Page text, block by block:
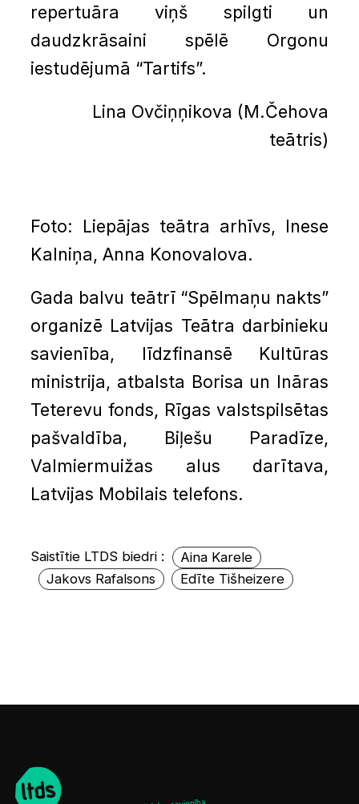
repertuāra viņš spilgti un
daudzkrāsaini spēlē Orgonu
iestudējumā “Tartifs”.
Lina Ovčiņņikova (M.Čehova
teātris)
Foto: Liepājas teātra arhīvs, Inese
Kalniņa, Anna Konovalova.
Gada balvu teātrī “Spēlmaņu nakts”
organizē Latvijas Teātra darbinieku
savienība, līdzfinansē Kultūras
ministrija, atbalsta Borisa un Ināras
Teterevu fonds, Rīgas valstspilsētas
pašvaldība, Biļešu Paradīze,
Valmiermuižas alus darītava,
Latvijas Mobilais telefons.
Saistītie LTDS biedri :
Aina Karele
Jakovs Rafalsons
Edīte Tišheizere